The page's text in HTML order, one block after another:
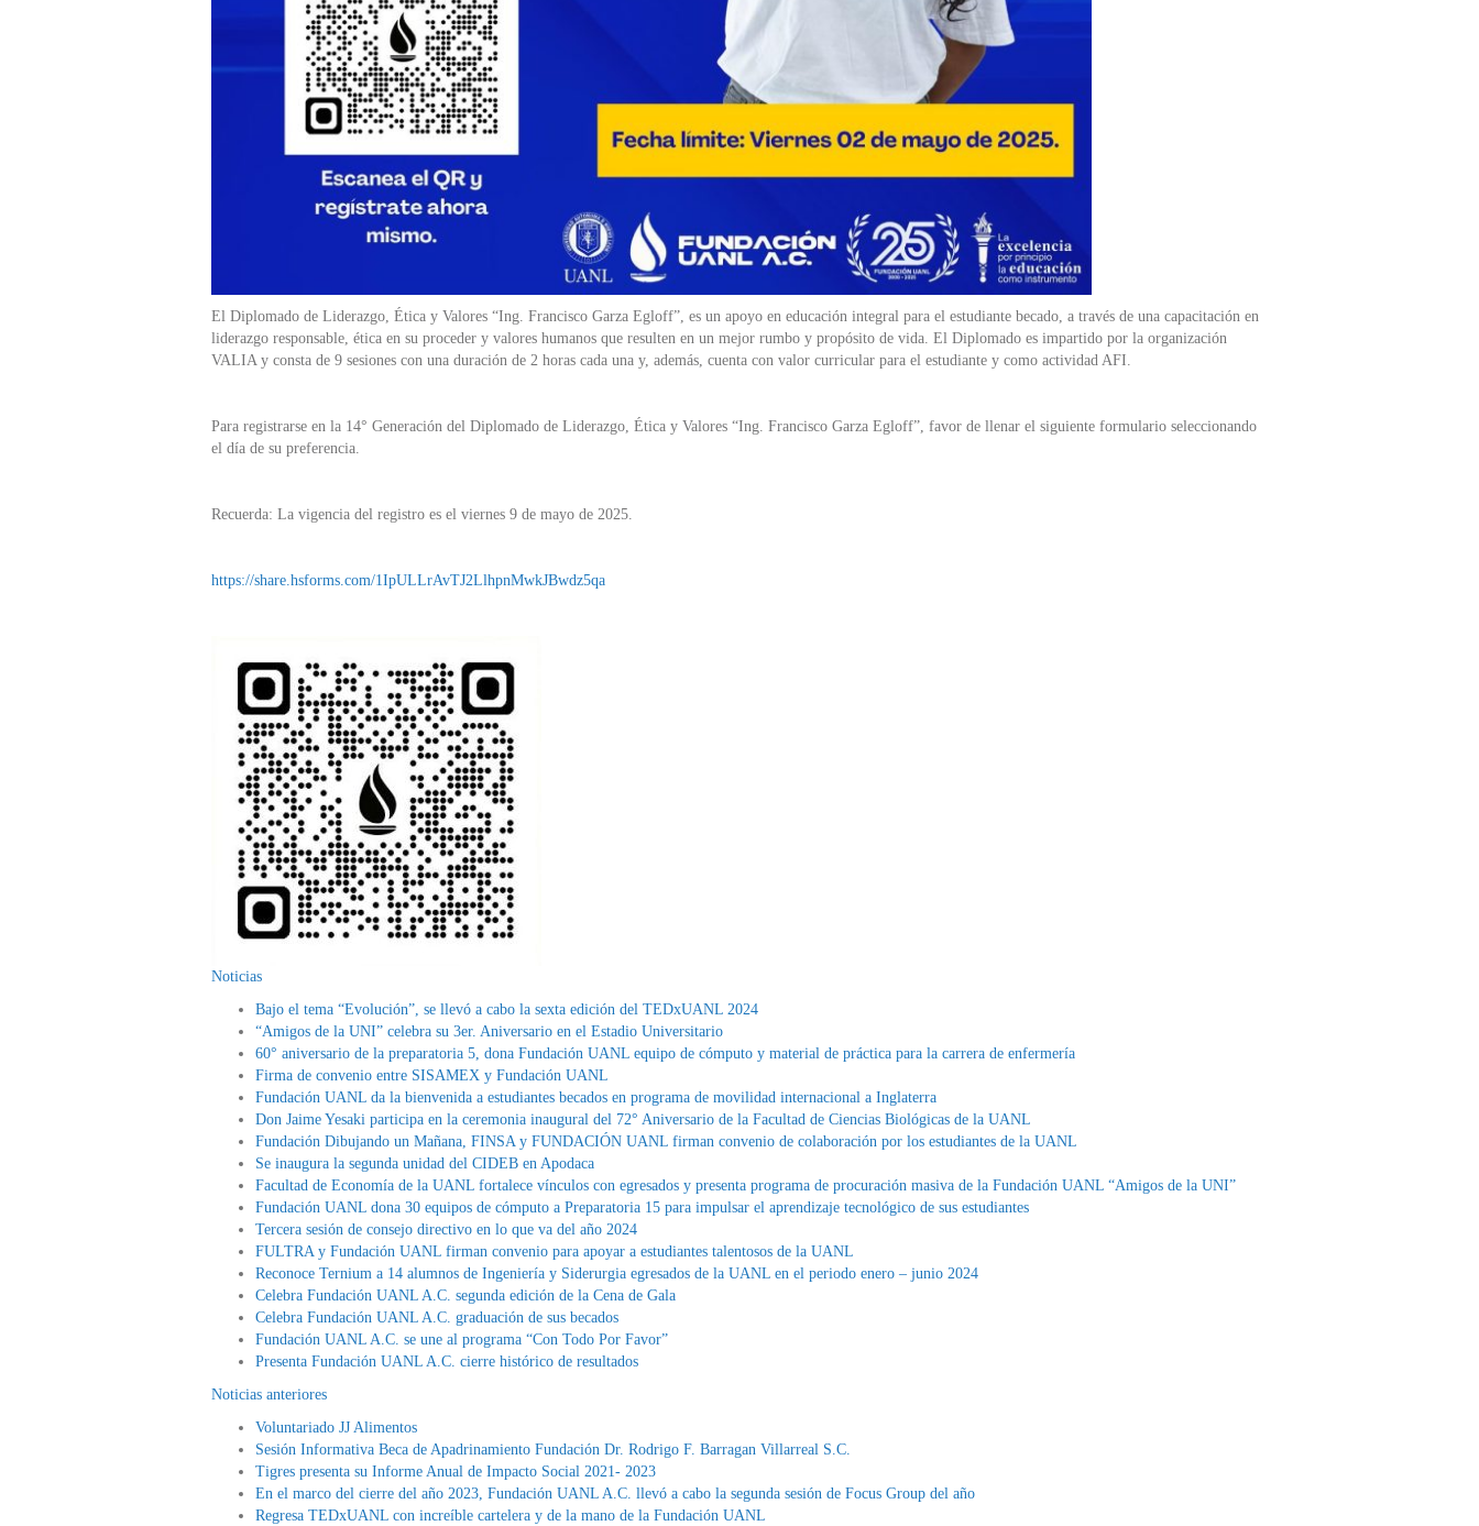
El Diplomado de Liderazgo, Ética y Valores “Ing. Francisco Garza Egloff”, es un apoyo en educación integral para el estudiante becado, a través de una capacitación en
liderazgo responsable, ética en su proceder y valores humanos que resulten en un mejor rumbo y propósito de vida. El Diplomado es impartido por la organización
VALIA y consta de 9 sesiones con una duración de 2 horas cada una y, además, cuenta con valor curricular para el estudiante y como actividad AFI.
Para registrarse en la 14° Generación del Diplomado de Liderazgo, Ética y Valores “Ing. Francisco Garza Egloff”, favor de llenar el siguiente formulario seleccionando
el día de su preferencia.
Recuerda: La vigencia del registro es el viernes 9 de mayo de 2025.
https://share.hsforms.com/1IpULLrAvTJ2LlhpnMwkJBwdz5qa
Noticias
Bajo el tema “Evolución”, se llevó a cabo la sexta edición del TEDxUANL 2024
“Amigos de la UNI” celebra su 3er. Aniversario en el Estadio Universitario
60° aniversario de la preparatoria 5, dona Fundación UANL equipo de cómputo y material de práctica para la carrera de enfermería
Firma de convenio entre SISAMEX y Fundación UANL
Fundación UANL da la bienvenida a estudiantes becados en programa de movilidad internacional a Inglaterra
Don Jaime Yesaki participa en la ceremonia inaugural del 72° Aniversario de la Facultad de Ciencias Biológicas de la UANL
Fundación Dibujando un Mañana, FINSA y FUNDACIÓN UANL firman convenio de colaboración por los estudiantes de la UANL
Se inaugura la segunda unidad del CIDEB en Apodaca
Facultad de Economía de la UANL fortalece vínculos con egresados y presenta programa de procuración masiva de la Fundación UANL “Amigos de la UNI”
Fundación UANL dona 30 equipos de cómputo a Preparatoria 15 para impulsar el aprendizaje tecnológico de sus estudiantes
Tercera sesión de consejo directivo en lo que va del año 2024
FULTRA y Fundación UANL firman convenio para apoyar a estudiantes talentosos de la UANL
Reconoce Ternium a 14 alumnos de Ingeniería y Siderurgia egresados de la UANL en el periodo enero – junio 2024
Celebra Fundación UANL A.C. segunda edición de la Cena de Gala
Celebra Fundación UANL A.C. graduación de sus becados
Fundación UANL A.C. se une al programa “Con Todo Por Favor”
Presenta Fundación UANL A.C. cierre histórico de resultados
Noticias anteriores
Voluntariado JJ Alimentos
Sesión Informativa Beca de Apadrinamiento Fundación Dr. Rodrigo F. Barragan Villarreal S.C.
Tigres presenta su Informe Anual de Impacto Social 2021- 2023
En el marco del cierre del año 2023, Fundación UANL A.C. llevó a cabo la segunda sesión de Focus Group del año
Regresa TEDxUANL con increíble cartelera y de la mano de la Fundación UANL